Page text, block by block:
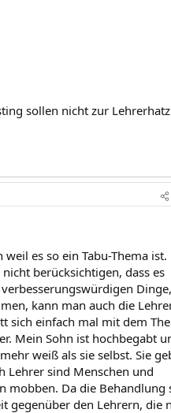
sollen nicht zur Lehrerhatz
es so ein Tabu-Thema ist.
berücksichtigen, dass es
kann man auch die
sich einfach mal mit dem
Mein Sohn ist hochbegabt
weiß als sie selbst. Sie
Lehrer sind Menschen und
mobben. Da die Behandlung
gegenüber den Lehrern, die